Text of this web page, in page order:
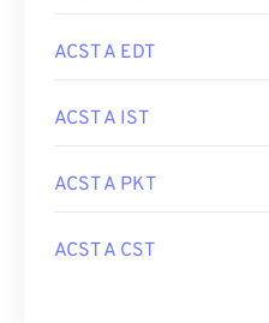
ACST A EDT
ACST A IST
ACST A PKT
ACST A CST